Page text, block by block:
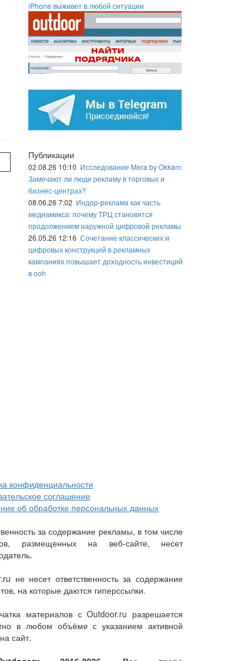
iPhone выживет в любой ситуации
Публикации
02.08.26 10:10 Исследование Mera by Okkam:
Замечают ли люди рекламу в торговых и
бизнес-центрах?
08.06.26 7:02 Индор-реклама как часть
медиамикса: почему ТРЦ становятся
продолжением наружной цифровой рекламы
26.05.26 12:16 Сочетание классических и
цифровых конструкций в рекламных
кампаниях повышает доходность инвестиций
в ooh
конфиденциальности
соглашение
об обработке персональных данных
за содержание рекламы, в том числе
размещенных на веб-сайте, несет
не несет ответственность за содержание
на которые даются гиперссылки.
материалов с Outdoor.ru разрешается
в любом объёме с указанием активной
сайт.